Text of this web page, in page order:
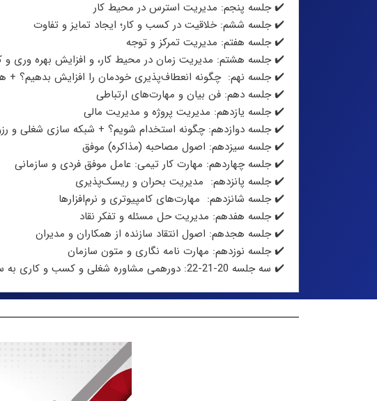
✔️ جلسه پنجم: مدیریت استرس در محیط کار
✔️ جلسه ششم: خلاقیت در کسب و کار؛ ایجاد تمایز و تفاوت
✔️ جلسه هفتم: مدیریت تمرکز و توجه
✔️ جلسه هشتم: مدیریت زمان در محیط کار، و افزایش بهره وری و
✔️ جلسه نهم: چگونه انعطاف‌پذیری خودمان را افزایش بدهیم؟ +
✔️ جلسه دهم: فن بیان و مهارت‌های ارتباطی
✔️ جلسه یازدهم: مدیریت پروژه و مدیریت مالی
✔️ جلسه دوازدهم: چگونه استخدام شویم؟ + شبکه سازی شغلی و
✔️ جلسه سیزدهم: اصول مصاحبه (مذاکره) موفق
✔️ جلسه چهاردهم: مهارت کار تیمی: عامل موفق فردی و سازمانی
✔️ جلسه پانزدهم: مدیریت بحران و ریسک‌پذیری
✔️ جلسه شانزدهم: مهارت‌های کامپیوتری و نرم‌افزارها
✔️ جلسه هفدهم: مدیریت حل مسئله و تفکر نقاد
✔️ جلسه هجدهم: اصول انتقاد سازنده از همکاران و مدیران
✔️ جلسه نوزدهم: مهارت نامه نگاری و متون سازمان
✔️ سه جلسه 20-21-22: دورهمی مشاوره شغلی و کسب و کاری به سبک کوچینگ و تمرین‌های عملی